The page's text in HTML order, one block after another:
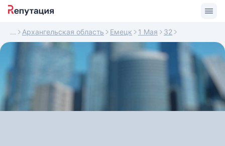
Архангельская область Емецк 1 Мая 32